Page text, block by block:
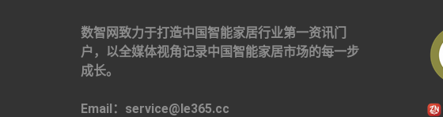
数智网致力于打造中国智能家居行业第一资讯门
户，以全媒体视角记录中国智能家居市场的每一步
成长。
Email：service@le365.cc